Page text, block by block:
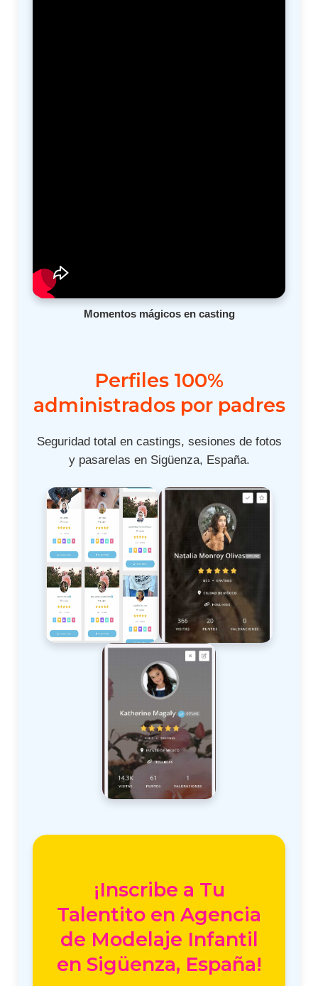
Momentos mágicos en casting
Perfiles 100%
administrados por padres
Seguridad total en castings, sesiones de fotos
y pasarelas en Sigüenza, España.
¡Inscribe a Tu
Talentito en Agencia
de Modelaje Infantil
en Sigüenza, España!